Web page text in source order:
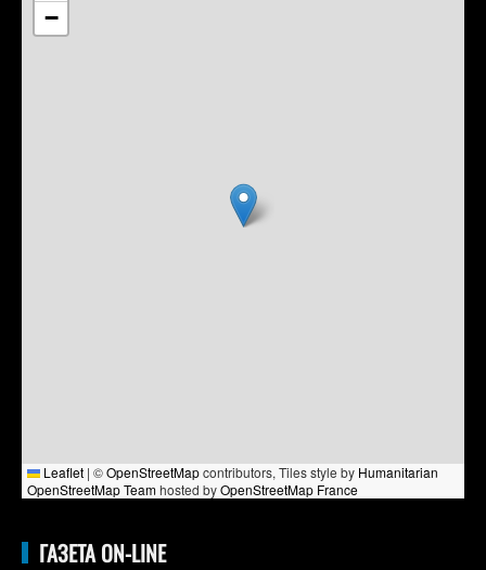
−
Leaflet | ©OpenStreetMapcontributors, Tiles style by Humanitarian
OpenStreetMap Teamhosted byOpenStreetMap France
ГАЗЕТА ON-LINE